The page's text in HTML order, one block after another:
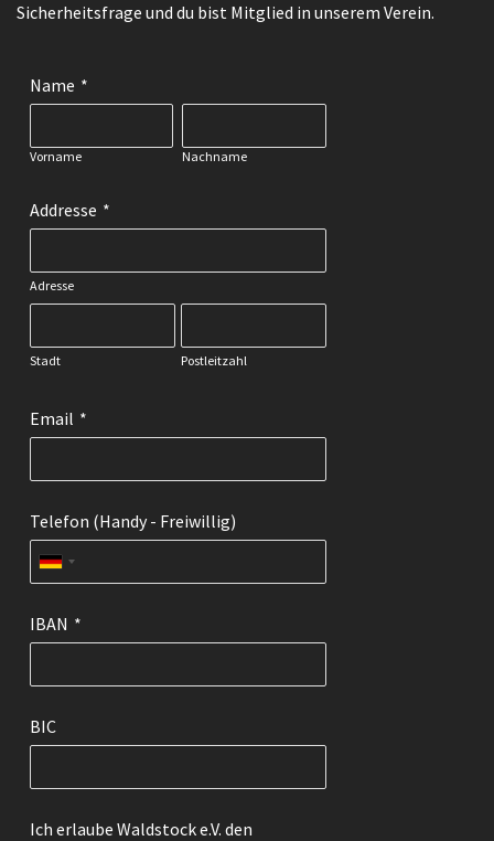
Sicherheitsfrage und du bist Mitglied in unserem Verein.
Name *
Vorname Nachname
Addresse *
Adresse
Stadt Postleitzahl
Email *
Telefon (Handy - Freiwillig)
IBAN *
BIC
Ich erlaube Waldstock e.V. den